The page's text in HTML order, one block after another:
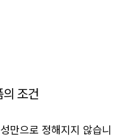
조건
만으로 정해지지 않습니